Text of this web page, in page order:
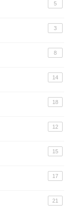
5
3
8
14
18
12
15
17
21